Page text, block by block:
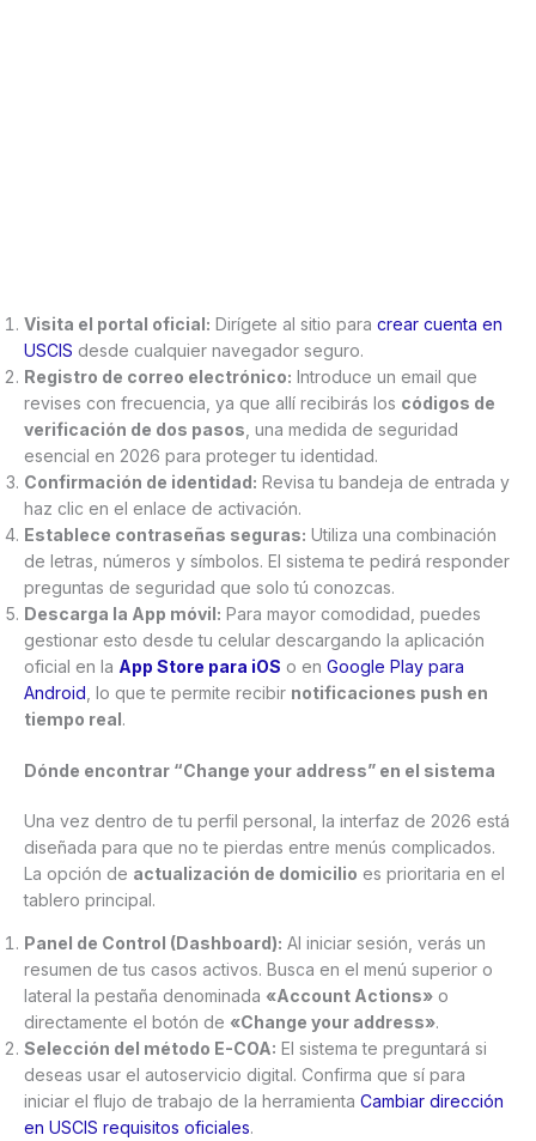
Visita el portal oficial: Dirígete al sitio para crear cuenta en
USCIS desde cualquier navegador seguro.
Registro de correo electrónico: Introduce un email que
revises con frecuencia, ya que allí recibirás los códigos de
verificación de dos pasos , una medida de seguridad
esencial en 2026 para proteger tu identidad.
Confirmación de identidad: Revisa tu bandeja de entrada y
haz clic en el enlace de activación.
Establece contraseñas seguras: Utiliza una combinación
de letras, números y símbolos. El sistema te pedirá responder
preguntas de seguridad que solo tú conozcas.
Descarga la App móvil: Para mayor comodidad, puedes
gestionar esto desde tu celular descargando la aplicación
oficial en la App Store para iOS o en Google Play para
Android , lo que te permite recibir notificaciones push en
tiempo real.
Dónde encontrar “Change your address” en el sistema
Una vez dentro de tu perfil personal, la interfaz de 2026 está
diseñada para que no te pierdas entre menús complicados.
La opción de actualización de domicilio es prioritaria en el
tablero principal.
Panel de Control (Dashboard): Al iniciar sesión, verás un
resumen de tus casos activos. Busca en el menú superior o
lateral la pestaña denominada «Account Actions» o
directamente el botón de «Change your address».
Selección del método E-COA: El sistema te preguntará si
deseas usar el autoservicio digital. Confirma que sí para
iniciar el flujo de trabajo de la herramienta Cambiar dirección
en USCIS requisitos oficiales.